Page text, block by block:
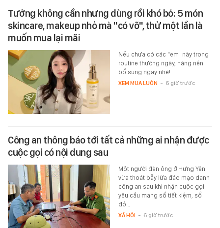
Tưởng không cần nhưng dùng rồi khó bỏ: 5 món
skincare, makeup nhỏ mà "có võ", thử một lần là
muốn mua lại mãi
Nếu chưa có các "em" này trong
routine thường ngày, nàng nên
bổ sung ngay nhé!
XEM MUA LUÔN - 6 giờ trước
Công an thông báo tới tất cả những ai nhận được
cuộc gọi có nội dung sau
Một người đàn ông ở Hưng Yên
vừa thoát bẫy lừa đảo mạo danh
công an sau khi nhận cuộc gọi
yêu cầu mang sổ tiết kiệm, sổ
đỏ…
XÃ HỘI - 6 giờ trước